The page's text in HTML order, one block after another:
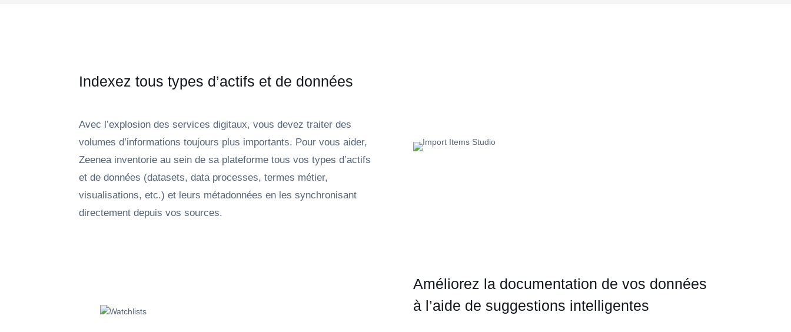
Indexez tous types d’actifs et de données
Avec l’explosion des services digitaux, vous devez traiter des
volumes d’informations toujours plus importants. Pour vous aider,
Zeenea inventorie au sein de sa plateforme tous vos types d’actifs
et de données (datasets, data processes, termes métier,
visualisations, etc.) et leurs métadonnées en les synchronisant
directement depuis vos sources.
Améliorez la documentation de vos données
à l’aide de suggestions intelligentes